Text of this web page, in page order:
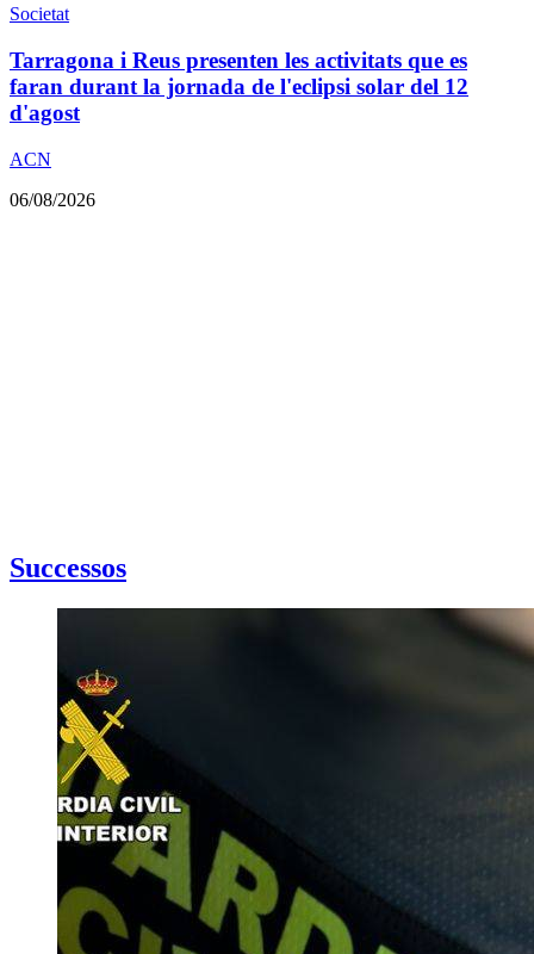
Societat
Tarragona i Reus presenten les activitats que es
faran durant la jornada de l'eclipsi solar del 12
d'agost
ACN
06/08/2026
Successos